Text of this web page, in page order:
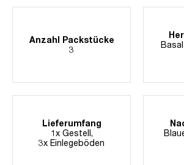
Anzahl Packstücke
3
Lieferumfang
1x Gestell,
3x Einlegeböden